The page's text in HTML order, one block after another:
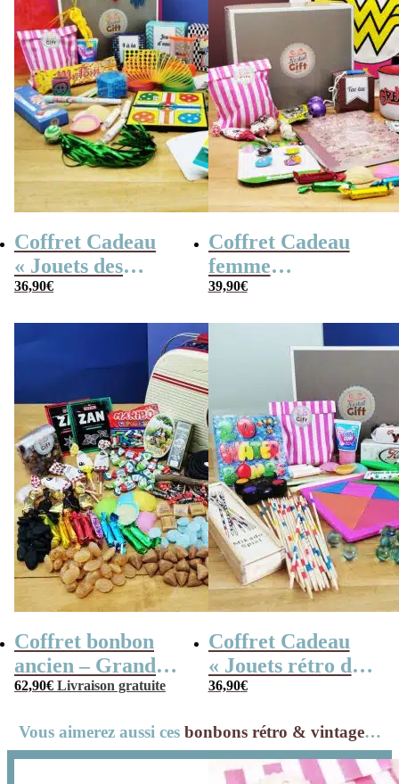
Coffret Cadeau
« Jouets des
années 80 » –
36,90€
Coffret Cadeau
femme
« Génération 70 »
39,90€
Coffret bonbon
ancien – Grande
mallette en métal
coffret cadeau
grand-père
62,90€ Livraison gratuite
Coffret Cadeau
« Jouets rétro de
notre enfance »
36,90€
Vous aimerez aussi ces bonbons rétro & vintage…